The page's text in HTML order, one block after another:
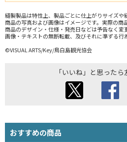
縫製製品は特性上、製品ごとに仕上がりサイズや
商品の写真および画像はイメージです。実際の商
商品のデザイン・仕様・発売日などは予告なく変
画像・テキストの無断転載、及びそれに準ずる行
©VISUAL ARTS/Key/鳥白島観光協会
「いいね」と思ったら
おすすめの商品